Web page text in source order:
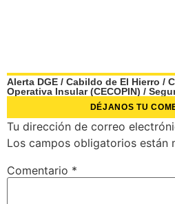
Alerta DGE / Cabildo de El Hierro /
Operativa Insular (CECOPIN) /
DÉJANOS TU
Tu dirección de correo
Los campos obligatorios están
Comentario *